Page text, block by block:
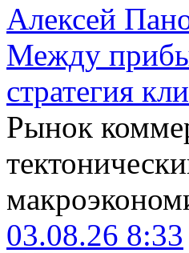
Алексей
Между
стратегия
Рынок
03.08.26 8:33